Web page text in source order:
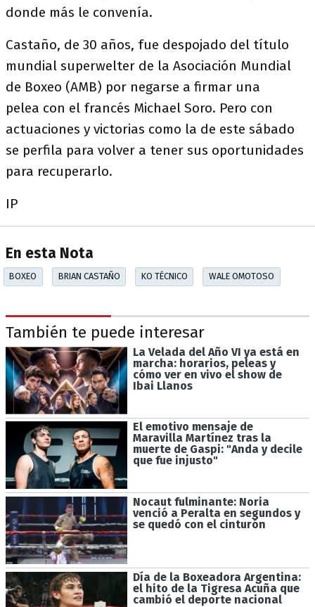
donde más le convenía.
Castaño, de 30 años, fue despojado del título
mundial superwelter de la Asociación Mundial
de Boxeo (AMB) por negarse a firmar una
pelea con el francés Michael Soro. Pero con
actuaciones y victorias como la de este sábado
se perfila para volver a tener sus oportunidades
para recuperarlo.
IP
En esta Nota
BOXEO BRIAN CASTAÑO KO TÉCNICO WALE OMOTOSO
También te puede interesar
La Velada del Año VI ya está en
marcha: horarios, peleas y
cómo ver en vivo el show de
Ibai Llanos
El emotivo mensaje de
Maravilla Martínez tras la
muerte de Gaspi: "Anda y decile
que fue injusto"
Nocaut fulminante: Noria
venció a Peralta en segundos y
se quedó con el cinturón
Día de la Boxeadora Argentina:
el hito de la Tigresa Acuña que
cambió el deporte nacional